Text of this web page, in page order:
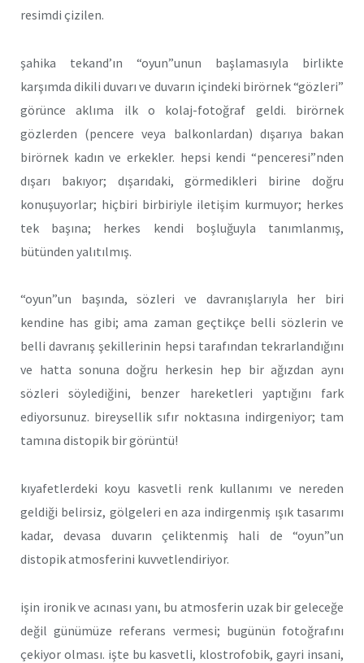
resimdi çizilen.
şahika tekand’ın “oyun”unun başlamasıyla birlikte
karşımda dikili duvarı ve duvarın içindeki birörnek “gözleri”
görünce aklıma ilk o kolaj-fotoğraf geldi. birörnek
gözlerden (pencere veya balkonlardan) dışarıya bakan
birörnek kadın ve erkekler. hepsi kendi “penceresi”nden
dışarı bakıyor; dışarıdaki, görmedikleri birine doğru
konuşuyorlar; hiçbiri birbiriyle iletişim kurmuyor; herkes
tek başına; herkes kendi boşluğuyla tanımlanmış,
bütünden yalıtılmış.
“oyun”un başında, sözleri ve davranışlarıyla her biri
kendine has gibi; ama zaman geçtikçe belli sözlerin ve
belli davranış şekillerinin hepsi tarafından tekrarlandığını
ve hatta sonuna doğru herkesin hep bir ağızdan aynı
sözleri söylediğini, benzer hareketleri yaptığını fark
ediyorsunuz. bireysellik sıfır noktasına indirgeniyor; tam
tamına distopik bir görüntü!
kıyafetlerdeki koyu kasvetli renk kullanımı ve nereden
geldiği belirsiz, gölgeleri en aza indirgenmiş ışık tasarımı
kadar, devasa duvarın çeliktenmiş hali de “oyun”un
distopik atmosferini kuvvetlendiriyor.
işin ironik ve acınası yanı, bu atmosferin uzak bir geleceğe
değil günümüze referans vermesi; bugünün fotoğrafını
çekiyor olması. işte bu kasvetli, klostrofobik, gayri insani,